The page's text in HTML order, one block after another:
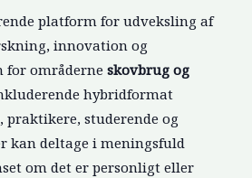
platform for udveksling af
innovation og
for områderneskovbrug og
hybridformat
praktikere, studerende og
kan deltage i meningsfuld
om det er personligt eller